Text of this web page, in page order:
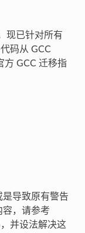
现已针对所有
码从 GCC
方 GCC 迁移指
是导致原有警告
容，请参考
并设法解决这